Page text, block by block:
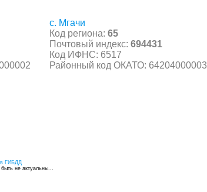
с. Мгачи
Код региона: 65
Почтовый индекс: 694431
Код ИФНС: 6517
Районный код ОКАТО: 64204000003
ГИБДД
не актуальны...